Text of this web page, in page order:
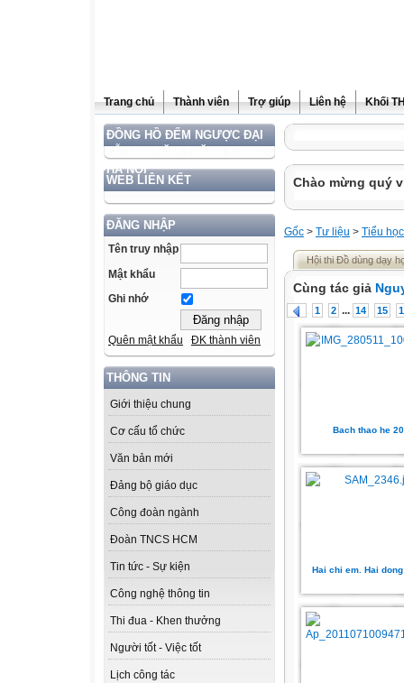
Trang chủ Thành viên Trợ giúp Liên hệ Khối
ĐỒNG HỒ ĐẾM NGƯỢC ĐẠI
HÀ NỘI
WEB LIÊN KẾT
ĐĂNG NHẬP
Tên truy nhập
Mật khẩu
Ghi nhớ
Quên mật khẩu ĐK thành viên
THÔNG TIN
Giới thiệu chung
Cơ cấu tổ chức
Văn bản mới
Đảng bộ giáo dục
Công đoàn ngành
Đoàn TNCS HCM
Tin tức - Sự kiện
Công nghệ thông tin
Thi đua - Khen thưởng
Người tốt - Việc tốt
Lịch công tác
Chào mừng quý
Gốc > Tư liệu > Tiểu học
Hội thi Đồ dùng dạy
Cùng tác giả
1 2 ... 14 15
Bach thao he
Hai chi em. Hai